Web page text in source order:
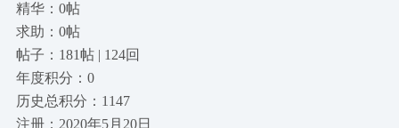
精华：0帖
求助：0帖
帖子：181帖 | 124回
年度积分：0
历史总积分：1147
注册：2020年5月20日